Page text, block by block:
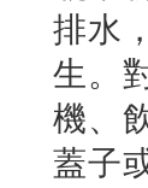
排水
生。
機、
蓋子